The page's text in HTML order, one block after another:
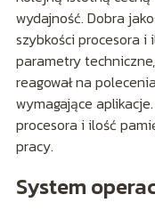
wydajność. Dobra
szybkości procesora i
parametry
reagował na
wymagające
procesora i ilość
pracy.
System